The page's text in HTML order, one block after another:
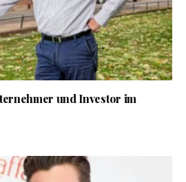
und Investor im